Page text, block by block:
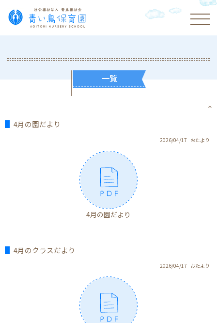
一覧
＊
4月の園だより
2026/04/17 おたより
4月の園だより
4月のクラスだより
2026/04/17 おたより